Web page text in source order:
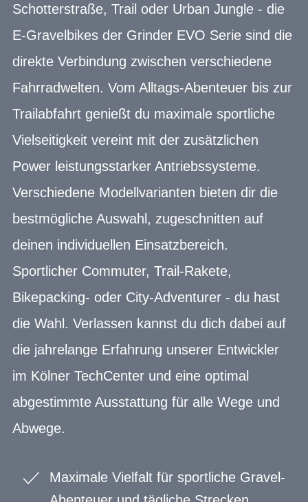
Schotterstraße, Trail oder Urban Jungle - die
E-Gravelbikes der Grinder EVO Serie sind die
direkte Verbindung zwischen verschiedene
Fahrradwelten. Vom Alltags-Abenteuer bis zur
Trailabfahrt genießt du maximale sportliche
Vielseitigkeit vereint mit der zusätzlichen
Power leistungsstarker Antriebssysteme.
Verschiedene Modellvarianten bieten dir die
bestmögliche Auswahl, zugeschnitten auf
deinen individuellen Einsatzbereich.
Sportlicher Commuter, Trail-Rakete,
Bikepacking- oder City-Adventurer - du hast
die Wahl. Verlassen kannst du dich dabei auf
die jahrelange Erfahrung unserer Entwickler
im Kölner TechCenter und eine optimal
abgestimmte Ausstattung für alle Wege und
Abwege.
Maximale Vielfalt für sportliche Gravel-